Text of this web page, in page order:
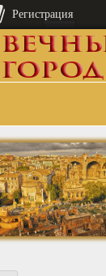
Регистрация